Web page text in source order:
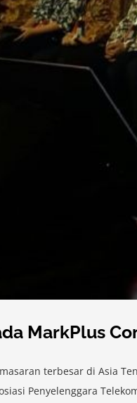
MarkPlus
terbesar di Asia
Penyelenggara